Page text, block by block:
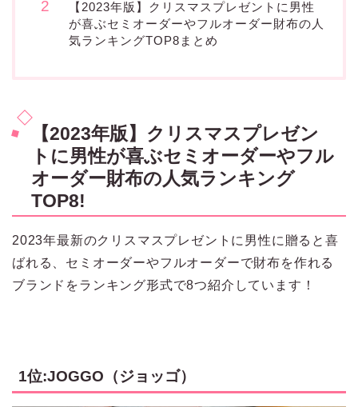
【2023年版】クリスマスプレゼントに男性
が喜ぶセミオーダーやフルオーダー財布の人
気ランキングTOP8まとめ
【2023年版】クリスマスプレゼン
トに男性が喜ぶセミオーダーやフル
オーダー財布の人気ランキング
TOP8!
2023年最新のクリスマスプレゼントに男性に贈ると喜
ばれる、セミオーダーやフルオーダーで財布を作れる
ブランドをランキング形式で8つ紹介しています！
1位:JOGGO（ジョッゴ）